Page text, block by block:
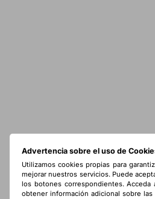
Advertencia sobre el uso de
Utilizamos cookies propias para
mejorar nuestros servicios. Puede
los botones correspondientes. Acceda
obtener información adicional sobre